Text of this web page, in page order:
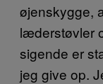
øjenskygge,
læderstøvler
sigende er
jeg give op.